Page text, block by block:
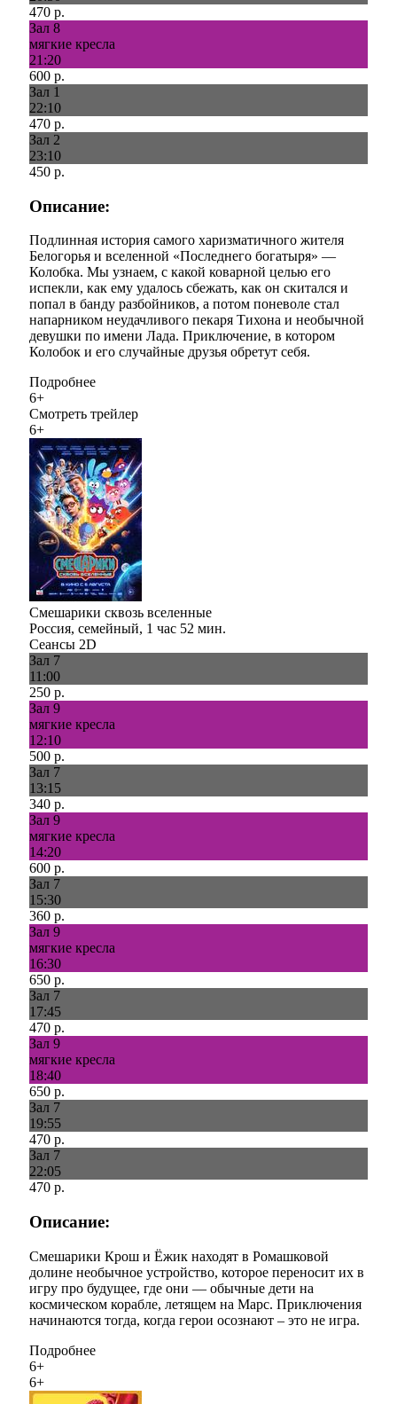
470 р.
Зал 8
мягкие кресла
21:20
600 р.
Зал 1
22:10
470 р.
Зал 2
23:10
450 р.
Описание:
Подлинная история самого харизматичного жителя
Белогорья и вселенной «Последнего богатыря» —
Колобка. Мы узнаем, с какой коварной целью его
испекли, как ему удалось сбежать, как он скитался и
попал в банду разбойников, а потом поневоле стал
напарником неудачливого пекаря Тихона и необычной
девушки по имени Лада. Приключение, в котором
Колобок и его случайные друзья обретут себя.
Подробнее
6+
Смотреть трейлер
6+
Смешарики сквозь вселенные
Россия, семейный, 1 час 52 мин.
Сеансы 2D
Зал 7
11:00
250 р.
Зал 9
мягкие кресла
12:10
500 р.
Зал 7
13:15
340 р.
Зал 9
мягкие кресла
14:20
600 р.
Зал 7
15:30
360 р.
Зал 9
мягкие кресла
16:30
650 р.
Зал 7
17:45
470 р.
Зал 9
мягкие кресла
18:40
650 р.
Зал 7
19:55
470 р.
Зал 7
22:05
470 р.
Описание:
Смешарики Крош и Ёжик находят в Ромашковой
долине необычное устройство, которое переносит их в
игру про будущее, где они — обычные дети на
космическом корабле, летящем на Марс. Приключения
начинаются тогда, когда герои осознают – это не игра.
Подробнее
6+
6+